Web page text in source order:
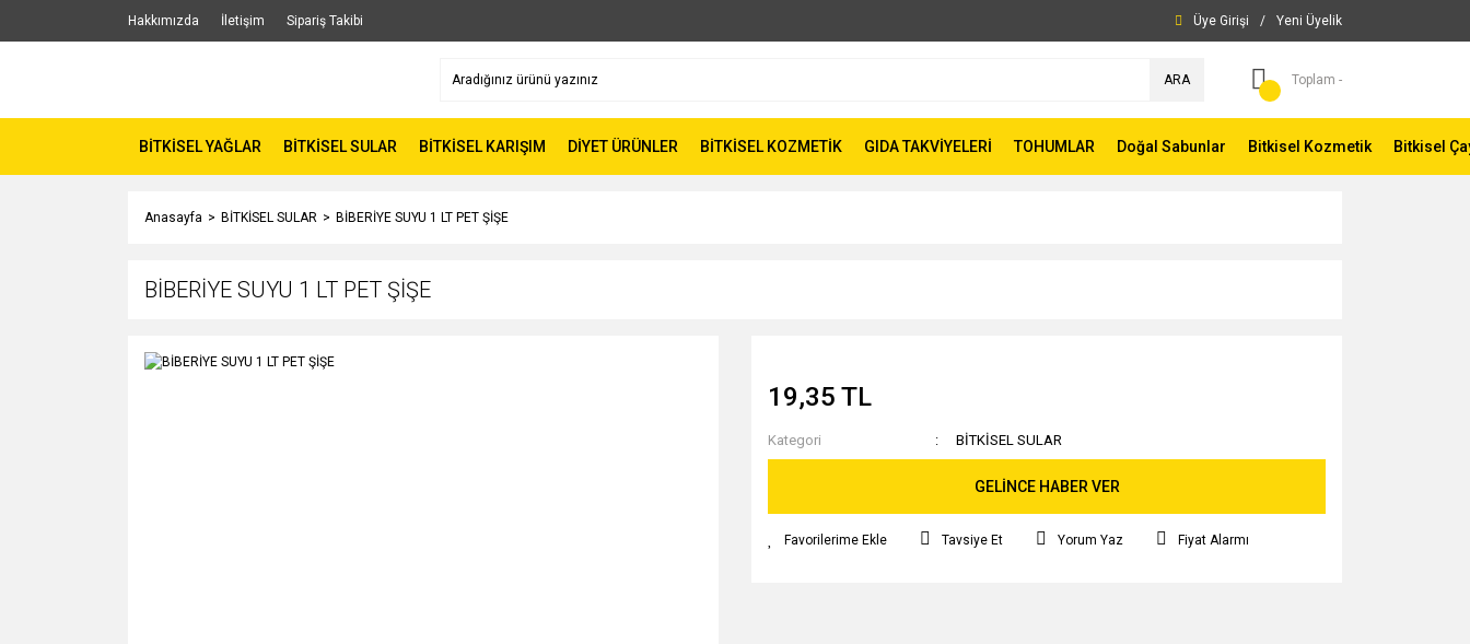
Hakkımızda İletişim Sipariş Takibi Üye Girişi / Yeni Üyelik
ARA Toplam -
BİTKİSEL YAĞLAR BİTKİSEL SULAR BİTKİSEL KARIŞIM DİYET ÜRÜNLER BİTKİSEL KOZMETİK GIDA TAKVİYELERİ TOHUMLAR Doğal Sabunlar Bitkisel Kozmetik Bitkisel
Anasayfa BİTKİSEL SULAR BİBERİYE SUYU 1 LT PET ŞİŞE
BİBERİYE SUYU 1 LT PET ŞİŞE
19,35 TL
Kategori BİTKİSEL SULAR
GELİNCE HABER VER
Tavsiye Et Yorum Yaz Fiyat Alarmı